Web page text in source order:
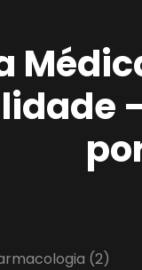
(2)